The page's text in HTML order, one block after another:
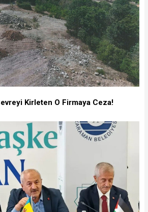
Kirleten O Firmaya Ceza!